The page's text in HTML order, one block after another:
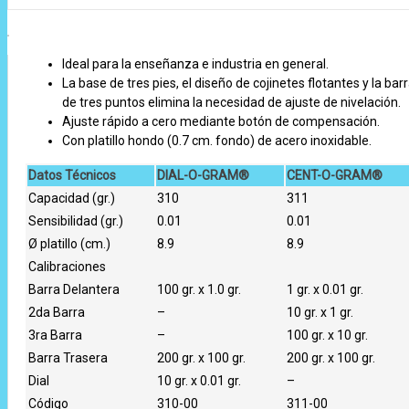
Ideal para la enseñanza e industria en general.
La base de tres pies, el diseño de cojinetes flotantes y la
de tres puntos elimina la necesidad de ajuste de nivelación.
Ajuste rápido a cero mediante botón de compensación.
Con platillo hondo (0.7 cm. fondo) de acero inoxidable.
Datos Técnicos DIAL-O-GRAM®
CENT-O-GRAM®
Capacidad (gr.)
310
311
Sensibilidad (gr.)
0.01
0.01
Ø platillo (cm.)
8.9
8.9
Calibraciones
Barra Delantera
100 gr. x 1.0 gr.
1 gr. x 0.01 gr.
2da Barra
–
10 gr. x 1 gr.
3ra Barra
–
100 gr. x 10 gr.
Barra Trasera
200 gr. x 100 gr.
200 gr. x 100 gr.
Dial
10 gr. x 0.01 gr.
–
Código
310-00 311-00